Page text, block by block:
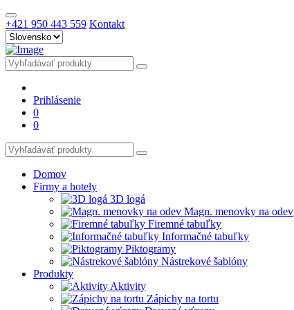
+421 950 443 559 Kontakt
Prihlásenie
0
0
Domov
Firmy a hotely
3D logá
Magn. menovky na odev
Firemné tabuľky
Informačné tabuľky
Piktogramy
Nástrekové šablóny
Produkty
Aktivity
Zápichy na tortu